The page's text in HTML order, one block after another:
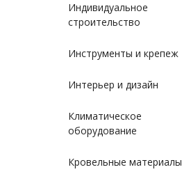
Индивидуальное
строительство
Инструменты и крепеж
Интерьер и дизайн
Климатическое
оборудование
Кровельные материалы